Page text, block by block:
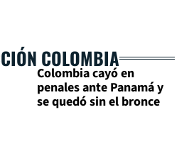
COLOMBIA
Colombia cayó en
penales ante Panamá y
se quedó sin el bronce